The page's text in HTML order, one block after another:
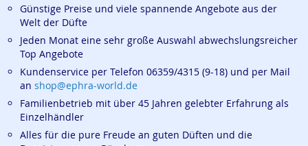
Günstige Preise und viele spannende Angebote aus der
Welt der Düfte
Jeden Monat eine sehr große Auswahl abwechslungsreicher
Top Angebote
Kundenservice per Telefon 06359/4315 (9-18) und per Mail
an shop@ephra-world.de
Familienbetrieb mit über 45 Jahren gelebter Erfahrung als
Einzelhändler
Alles für die pure Freude an guten Düften und die